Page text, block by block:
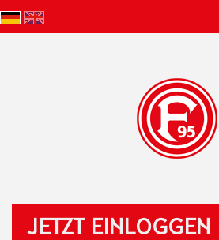
JETZT EINLOGGEN